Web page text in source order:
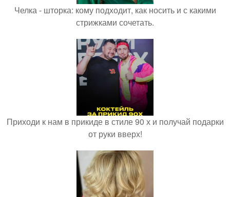
Челка - шторка: кому подходит, как носить и с какими
стрижками сочетать.
Приходи к нам в прикиде в стиле 90 х и получай подарки
от руки вверх!